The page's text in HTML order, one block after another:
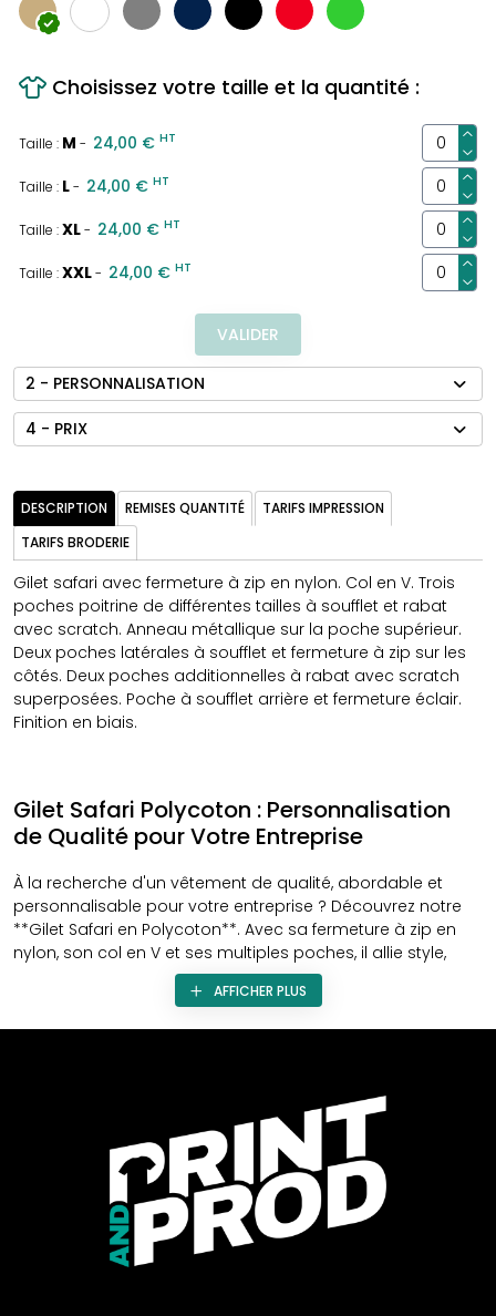
Choisissez votre taille et la quantité :
Taille : M - 24,00 € HT
Taille : L- 24,00 € HT
Taille :XL- 24,00 € HT
Taille :XXL- 24,00 € HT
VALIDER
2 - PERSONNALISATION
4 - PRIX
DESCRIPTION REMISES QUANTITÉ
TARIFS IMPRESSION
TARIFS BRODERIE
Gilet safari avec fermeture à zip en nylon. Col en V. Trois
poches poitrine de différentes tailles à soufflet et rabat
avec scratch. Anneau métallique sur la poche supérieur.
Deux poches latérales à soufflet et fermeture à zip sur les
côtés. Deux poches additionnelles à rabat avec scratch
superposées. Poche à soufflet arrière et fermeture éclair.
Finition en biais.
Gilet Safari Polycoton : Personnalisation
de Qualité pour Votre Entreprise
À la recherche d'un vêtement de qualité, abordable et
personnalisable pour votre entreprise ? Découvrez notre
**Gilet Safari en Polycoton**. Avec sa fermeture à zip en
nylon, son col en V et ses multiples poches, il allie style,
fonctionnalité et personnalisation, parfait pour véhiculer
l'esprit corporate de votre société.
de votre entreprise. Ce gilet offre plusieurs options pour
mettre en avant votre marque :
Marquage
: Apposez le logo de votre entreprise pour
une personnalisation élégante.
Broderie: Ajoutez une touche raffinée avec des
broderies personnalisées.
Communication d'Entreprise
AFFICHER PLUS